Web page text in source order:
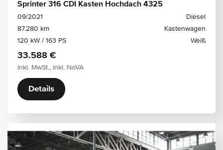
Sprinter 316 CDI Kasten Hochdach 4325
09/2021
Diesel
87.280 km
Kastenwagen
120 kW / 163 PS
Weiß
33.588 €
inkl. MwSt., inkl. NoVA
Details